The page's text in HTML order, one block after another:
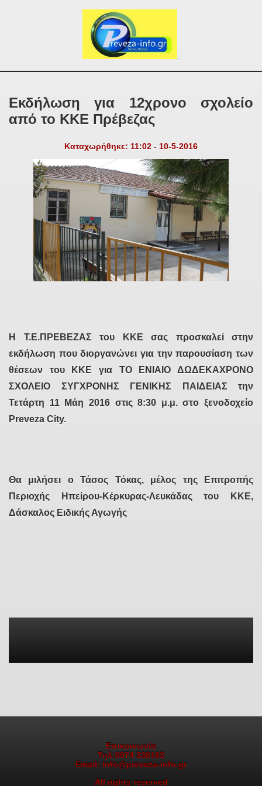
Εκδήλωση για 12χρονο σχολείο
από το ΚΚΕ Πρέβεζας
Καταχωρήθηκε: 11:02 - 10-5-2016
Η Τ.Ε.ΠΡΕΒΕΖΑΣ του ΚΚΕ σας προσκαλεί στην
εκδήλωση που διοργανώνει για την παρουσίαση των
θέσεων του ΚΚΕ για ΤΟ ΕΝΙΑΙΟ ΔΩΔΕΚΑΧΡΟΝΟ
ΣΧΟΛΕΙΟ ΣΥΓΧΡΟΝΗΣ ΓΕΝΙΚΗΣ ΠΑΙΔΕΙΑΣ την
Τετάρτη 11 Μάη 2016 στις 8:30 μ.μ. στο ξενοδοχείο
Preveza City.
Θα μιλήσει ο Τάσος Τόκας, μέλος της Επιτροπής
Περιοχής Ηπείρου-Κέρκυρας-Λευκάδας του ΚΚΕ,
Δάσκαλος Ειδικής Αγωγής
Επικοινωνία
Τηλ:6974 338163
Email: info@preveza-info.gr
All rights reserved